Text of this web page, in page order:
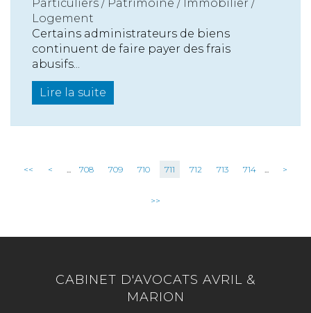
Particuliers / Patrimoine / Immobilier /
Logement
Certains administrateurs de biens
continuent de faire payer des frais
abusifs...
Lire la suite
<< < ... 708 709 710 711 712 713 714 ... >
>>
CABINET D'AVOCATS AVRIL &
MARION